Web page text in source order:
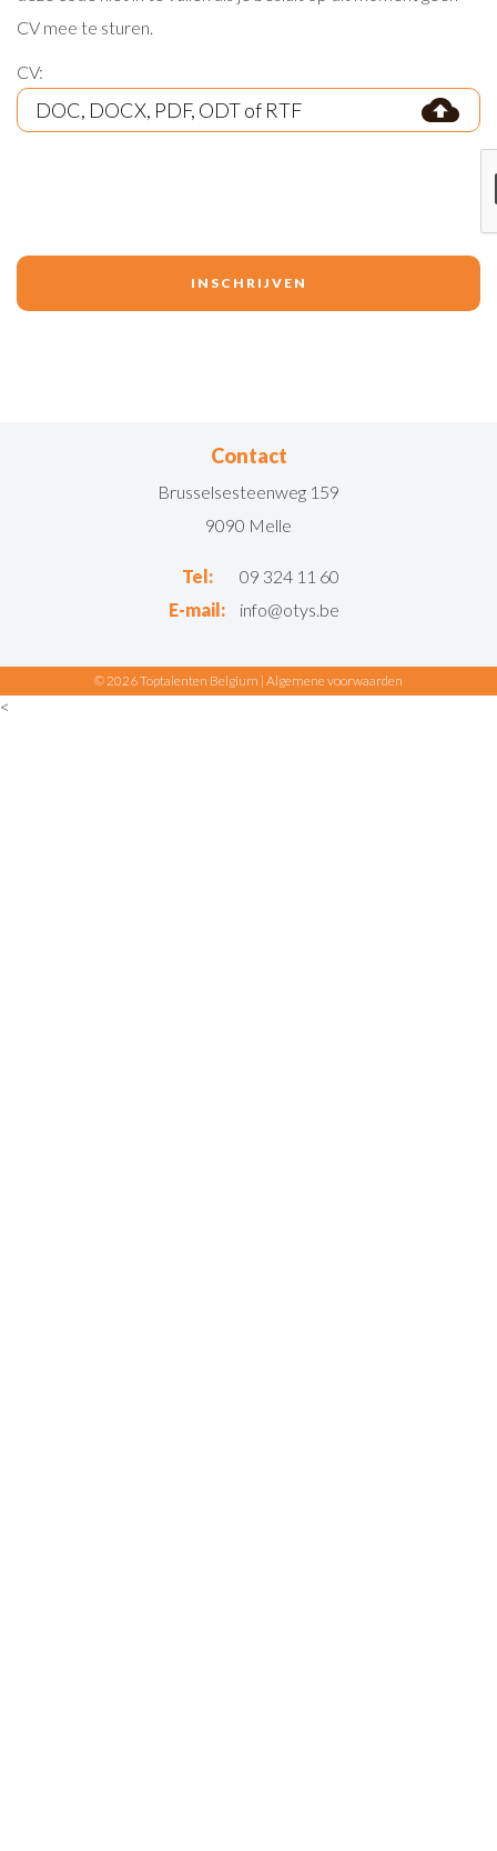
CV mee te sturen.
CV:
Contact
Brusselsesteenweg 159
9090 Melle
Tel:
09 324 11 60
E-mail:
info@otys.be
© 2026 Toptalenten Belgium | Algemene voorwaarden
<